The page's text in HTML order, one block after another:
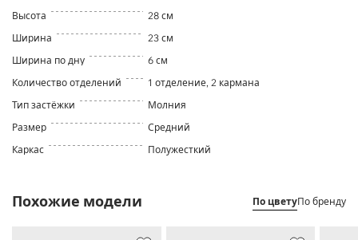
Высота
28 см
Ширина
23 см
Ширина по дну
6 см
Количество отделений
1 отделение, 2 кармана
Тип застёжки
Молния
Размер
Средний
Каркас
Полужесткий
Похожие модели По цветуПо бренду